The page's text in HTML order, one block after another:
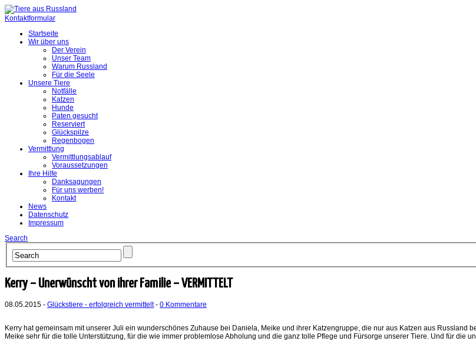
Kontaktformular
Startseite
Wir über uns
Der Verein
Unser Team
Warum Russland
Für die Seele
Unsere Tiere
Notfälle
Katzen
Hunde
Paten gesucht
Reserviert
Glückspilze
Regenbogen
Vermittlung
Vermittlungsablauf
Voraussetzungen
Ihre Hilfe
Danksagungen
Für uns werben!
Kontakt
News
Datenschutz
Impressum
Search
Kerry – Unerwünscht von ihrer Familie – VERMITTELT
08.05.2015 - Glückstiere - erfolgreich vermittelt- 0 Kommentare
Kerry hat gemeinsam mit unserer Juli ein wunderschönes Zuhause bei Daniela, Meike und ihrer Katzengruppe, die nur aus Katzen aus Russland
Meike sehr für die tolle Unterstützung, für die wie immer problemlose Abholung und die ganz tolle Pflege und Fürsorge unserer Tiere. Und für die